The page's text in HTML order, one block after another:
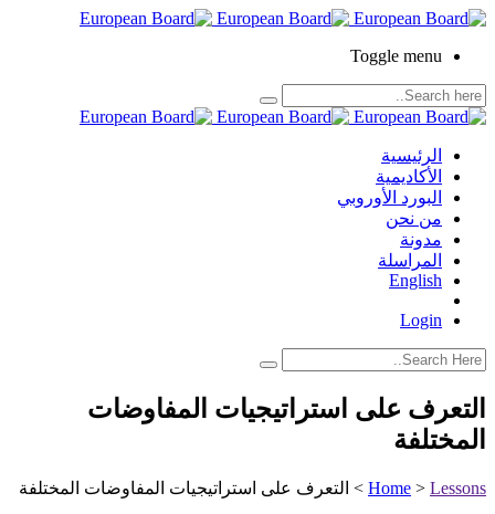
Toggle menu
الرئيسية
الأكاديمية
البورد الأوروبي
من نحن
مدونة
المراسلة
English
Login
التعرف على استراتيجيات المفاوضات
المختلفة
Home > Lessons
> التعرف على استراتيجيات المفاوضات المختلفة